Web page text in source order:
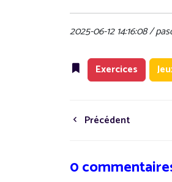
2025-06-12 14:16:08 /
Exercices
Précédent
0